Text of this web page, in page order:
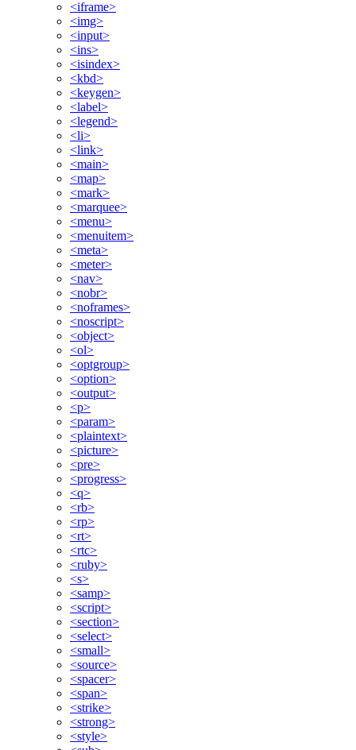
<iframe>
<img>
<input>
<ins>
<isindex>
<kbd>
<keygen>
<label>
<legend>
<li>
<link>
<main>
<map>
<mark>
<marquee>
<menu>
<menuitem>
<meta>
<meter>
<nav>
<nobr>
<noframes>
<noscript>
<object>
<ol>
<optgroup>
<option>
<output>
<p>
<param>
<plaintext>
<picture>
<pre>
<progress>
<q>
<rb>
<rp>
<rt>
<rtc>
<ruby>
<s>
<samp>
<script>
<section>
<select>
<small>
<source>
<spacer>
<span>
<strike>
<strong>
<style>